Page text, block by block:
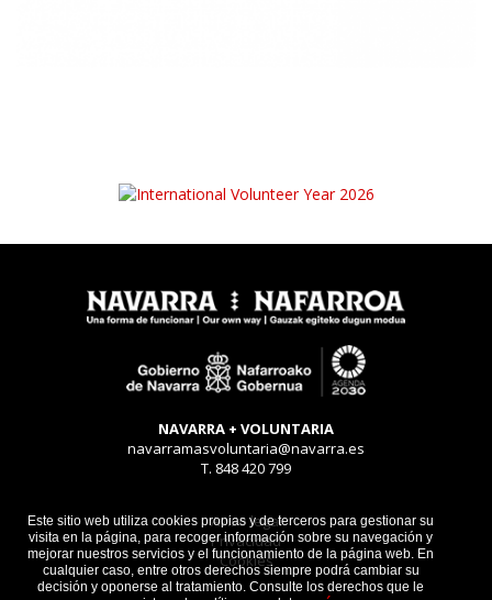
Este sitio web utiliza cookies propias y de terceros para gestionar su
visita en la página, para recoger información sobre su navegación y
mejorar nuestros servicios y el funcionamiento de la página web. En
cualquier caso, entre otros derechos siempre podrá cambiar su
decisión y oponerse al tratamiento. Consulte los derechos que le
NAVARRA + VOLUNTARIA
navarramasvoluntaria@navarra.es
T. 848 420 799
Aviso legal
Privacidad
Cookies